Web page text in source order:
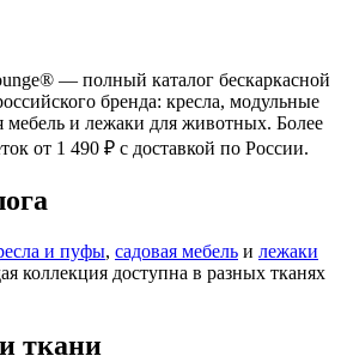
— полный каталог бескаркасной
бренда: кресла, модульные
мебель и лежаки для животных. Более
от 1 490 ₽ с доставкой по России.
и пуфы, садовая мебель и лежаки
коллекция доступна в разных тканях
ткани